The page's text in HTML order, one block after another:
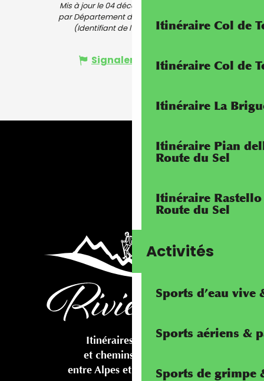
Itinéraire Col de
Itinéraire Col de
Itinéraire La
Itinéraire Pian
Route du Sel
Itinéraire
Route du Sel
Activités
Sports d’eau vive
Sports aériens &
Sports de grimpe
Mis à jour le 04 décembre 2025 à 09:57
par Département des Alpes-Maritimes
(Identifiant de l'offre :
7584334)
Signaler une erreur
Itinéraires cyclables
et chemins pédestres
entre Alpes et Méditerranée